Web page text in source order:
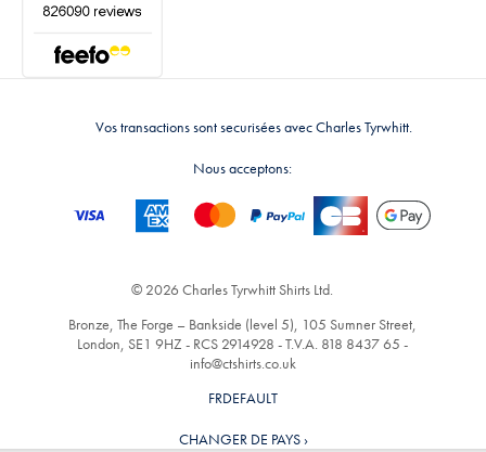
Vos transactions sont securisées avec Charles Tyrwhitt.
Nous acceptons:
© 2026 Charles Tyrwhitt Shirts Ltd.
Bronze, The Forge – Bankside (level 5), 105 Sumner Street,
London, SE1 9HZ - RCS 2914928 - T.V.A. 818 8437 65 -
info@ctshirts.co.uk
FRDEFAULT
CHANGER DE PAYS ›